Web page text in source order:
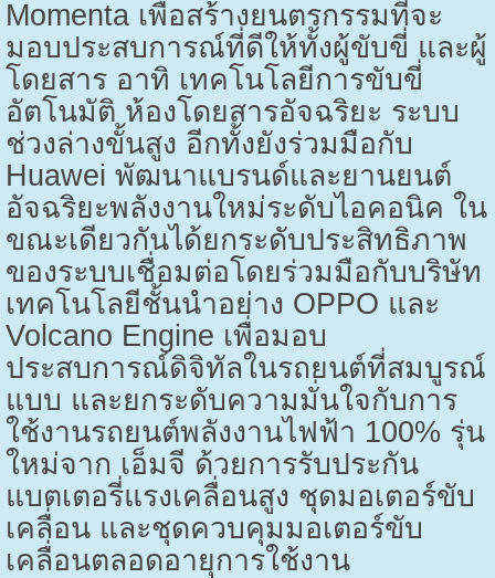
Momenta เพื่อสร้างยนตรกรรมที่จะ
มอบประสบการณ์ที่ดีให้ทั้งผู้ขับขี่ และผู้
โดยสาร อาทิ เทคโนโลยีการขับขี่
อัตโนมัติ ห้องโดยสารอัจฉริยะ ระบบ
ช่วงล่างขั้นสูง อีกทั้งยังร่วมมือกับ
Huawei พัฒนาแบรนด์และยานยนต์
อัจฉริยะพลังงานใหม่ระดับไอคอนิค ใน
ขณะเดียวกันได้ยกระดับประสิทธิภาพ
ของระบบเชื่อมต่อโดยร่วมมือกับบริษัท
เทคโนโลยีชั้นนำอย่าง OPPO และ
Volcano Engine เพื่อมอบ
ประสบการณ์ดิจิทัลในรถยนต์ที่สมบูรณ์
แบบ และยกระดับความมั่นใจกับการ
ใช้งานรถยนต์พลังงานไฟฟ้า 100% รุ่น
ใหม่จาก เอ็มจี ด้วยการรับประกัน
แบตเตอรี่แรงเคลื่อนสูง ชุดมอเตอร์ขับ
เคลื่อน และชุดควบคุมมอเตอร์ขับ
เคลื่อนตลอดอายุการใช้งาน